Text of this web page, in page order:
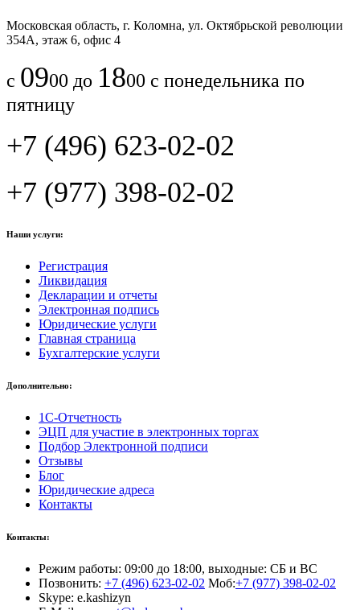
Московская область, г. Коломна, ул. Октябрьской революции
354А, этаж 6, офис 4
с 0900 до 1800 с понедельника по
пятницу
+7 (496) 623-02-02
+7 (977) 398-02-02
Наши услуги:
Регистрация
Ликвидация
Декларации и отчеты
Электронная подпись
Юридические услуги
Главная страница
Бухгалтерские услуги
Дополнительно:
1С-Отчетность
ЭЦП для участие в электронных торгах
Подбор Электронной подписи
Отзывы
Блог
Юридические адреса
Контакты
Контакты:
Режим работы: 09:00 до 18:00, выходные: СБ и ВС
Позвонить: +7 (496) 623-02-02 Моб:+7 (977) 398-02-02
Skype: e.kashizyn